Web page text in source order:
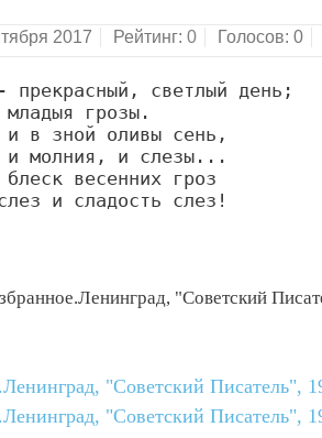
2017 Рейтинг: 0 Голосов: 0
прекрасный, светлый день;
грозы.
в зной оливы сень,
молния, и слезы...
весенних гроз
и сладость слез!
"Советский
"Советский Писатель",
"Советский Писатель",